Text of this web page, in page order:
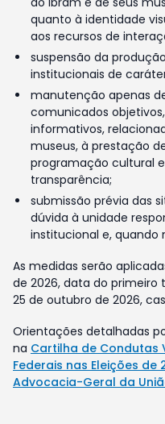
quanto à identidade
aos recursos de
suspensão da
institucionais de
manutenção apenas
comunicados
informativos,
museus, à prestação
programação cultural
transparência;
submissão prévia das
dúvida à unidade
institucional e, quando
As medidas serão
de 2026, data do
25 de outubro de 2026,
Orientações detalhadas
na Cartilha de Condutas
Federais nas Eleições
Advocacia-Geral da